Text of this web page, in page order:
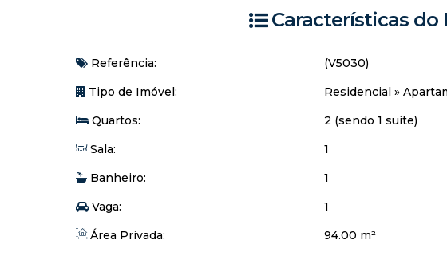
Características do
Referência:
(V5030)
Tipo de Imóvel:
Residencial »
Quartos:
2 (sendo 1 suíte)
Sala:
1
Banheiro:
1
Vaga:
1
Área Privada:
94.00 m²